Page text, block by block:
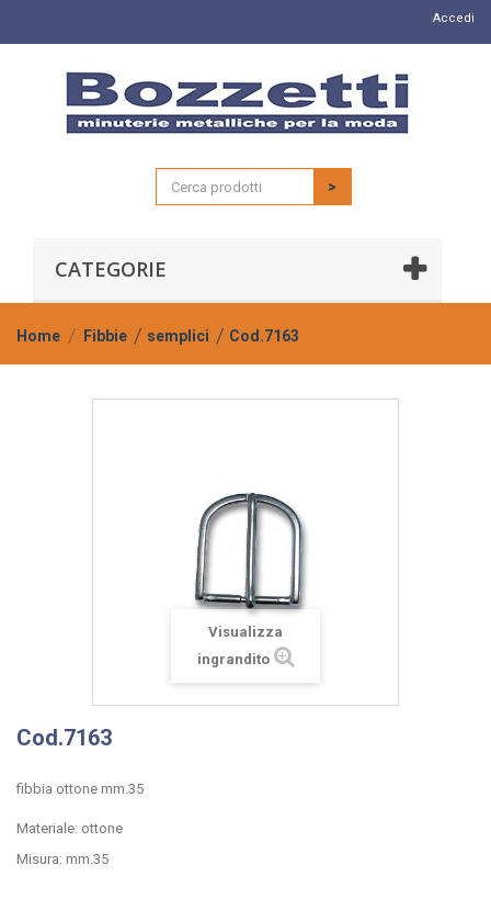
Accedi
>
CATEGORIE
Home Fibbie semplici Cod.7163
Visualizza
ingrandito
Cod.7163
fibbia ottone mm.35
Materiale: ottone
Misura: mm.35